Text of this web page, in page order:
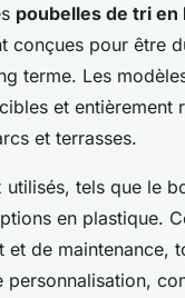
poubelles de tri en
conçues pour être
terme. Les
et
et terrasses.
utilisés, tels que le
en plastique.
et de maintenance,
personnalisation,